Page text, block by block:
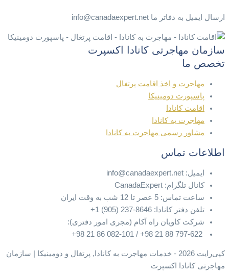
ارسال ایمیل به دفاتر ما info@canadaexpert.net
سازمان مهاجرتی کانادا اکسپرت
تخصص ما
مهاجرت و اخذ اقامت پرتغال
پاسپورت دومینیکا
اقامت کانادا
مهاجرت به کانادا
مشاور رسمی مهاجرت به کانادا
اطلاعات تماس
ایمیل: info@canadaexpert.net
کانال تلگرام: CanadaExpert
ساعت تماس: 5 عصر تا 12 شب به وقت ایران
تلفن دفتر کانادا: 8646-237 (905) 1+
شرکت کاویان راه آکام (مجری امور دفتری):
کپی‌رایت 2026 - خدمات مهاجرت به کانادا, پرتغال و دومینیکا | سازمان
مهاجرتی کانادا اکسپرت